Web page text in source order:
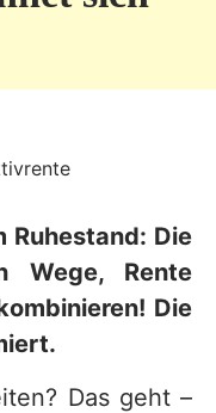
Ruhestand: Die
Wege, Rente
Die
Das geht –